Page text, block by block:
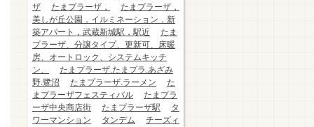
ザ
たまプラーザ，
たまプラーザ，
美しが丘公園，イルミネーション，新
築アパート，武蔵新城駅，駅近
たま
プラーザ、分譲タイプ、更新可、床暖
房、オートロック、システムキッチ
ン、
たまプラーザ.たまプラ.あざみ
野.鷺沼
たまプラーザ.ラーメン
た
まプラーザフェスティバル
たまプラ
ーザ中央商店街
たまプラーザ駅
タ
ワーマンション
タンデム
チーズィ